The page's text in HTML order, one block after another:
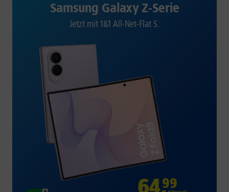
Samsung Galaxy Z-Serie
Jetzt mit 1&1 All-Net-Flat S.
64,99